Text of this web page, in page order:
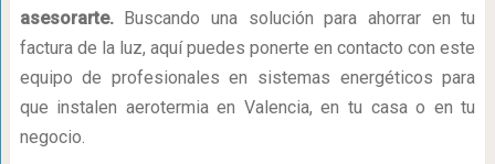
asesorarte.Buscando una solución para ahorrar en tu
factura de la luz, aquí puedes ponerte en contacto con este
equipo de profesionales en sistemas energéticos para
que instalen aerotermia en Valencia, en tu casa o en tu
negocio.